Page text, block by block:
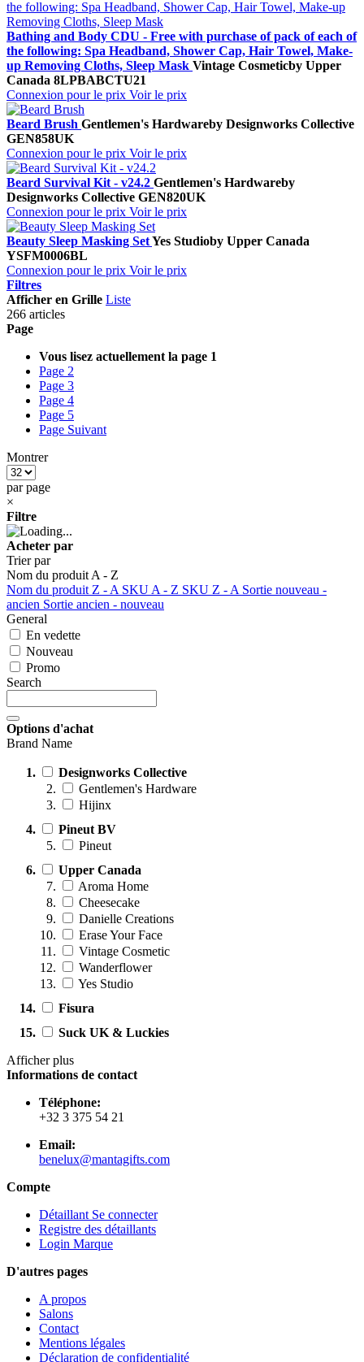
Bathing and Body CDU - Free with purchase of pack of each of
the following: Spa Headband, Shower Cap, Hair Towel, Make-
up Removing Cloths, Sleep Mask Vintage Cosmeticby Upper
Canada 8LPBABCTU21
Connexion pour le prix Voir le prix
Beard Brush Gentlemen's Hardwareby Designworks Collective
GEN858UK
Connexion pour le prix Voir le prix
Beard Survival Kit - v24.2 Gentlemen's Hardwareby
Designworks Collective GEN820UK
Connexion pour le prix Voir le prix
Beauty Sleep Masking SetYes Studioby Upper Canada
YSFM0006BL
Connexion pour le prix Voir le prix
Filtres
Afficher en Grille Liste
266 articles
Page
Vous lisez actuellement la page 1
Page 2
Page 3
Page 4
Page 5
Page Suivant
Montrer
par page
×
Filtre
Acheter par
Trier par
Nom du produit A - Z
Nom du produit Z - A SKU A - Z SKU Z - A Sortie nouveau -
ancien Sortie ancien - nouveau
General
En vedette
Nouveau
Promo
Search
Options d'achat
Brand Name
Designworks Collective
Gentlemen's Hardware
Hijinx
Pineut BV
Pineut
Upper Canada
Aroma Home
Cheesecake
Danielle Creations
Erase Your Face
Vintage Cosmetic
Wanderflower
Yes Studio
Fisura
Suck UK & Luckies
Afficher plus
Informations de contact
Téléphone:
+32 3 375 54 21
Email:
benelux@mantagifts.com
Compte
Détaillant Se connecter
Registre des détaillants
Login Marque
D'autres pages
A propos
Salons
Contact
Mentions légales
Déclaration de confidentialité